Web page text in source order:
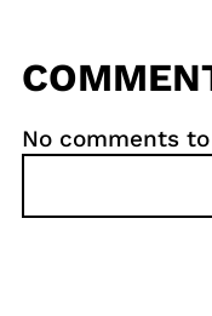
No comments
a